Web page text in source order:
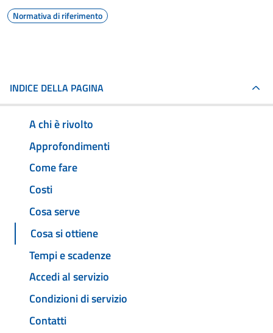
Normativa di riferimento
INDICE DELLA PAGINA
A chi è rivolto
Approfondimenti
Come fare
Costi
Cosa serve
Cosa si ottiene
Tempi e scadenze
Accedi al servizio
Condizioni di servizio
Contatti